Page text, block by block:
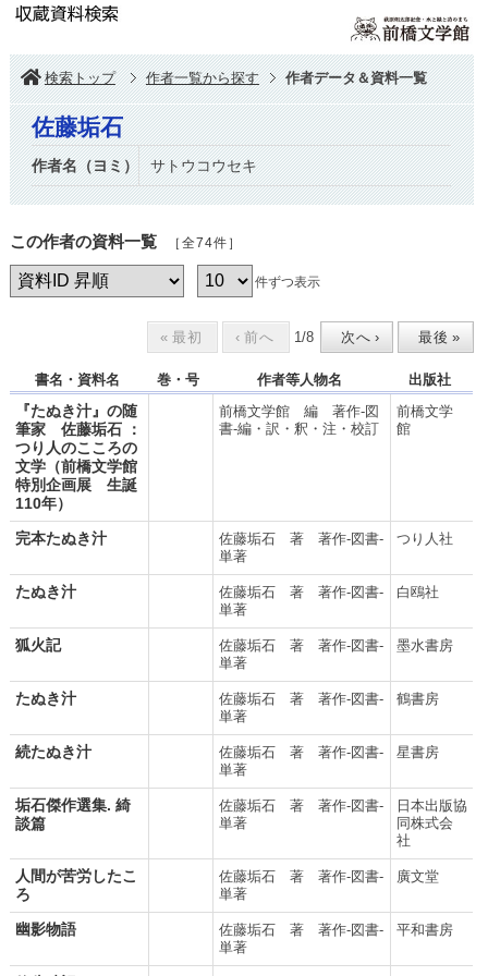
検索トップ 作者一覧から探す 作者データ＆資料一覧
佐藤垢石
作者名（ヨミ） サトウコウセキ
この作者の資料一覧 ［全74件］
件ずつ表示
« 最初 ‹ 前へ 1/8 次へ › 最後 »
書名・資料名 巻・号 作者等人物名 出版社
『たぬき汁』の随
筆家 佐藤垢石 ：
つり人のこころの
文学（前橋文学館
特別企画展 生誕
110年）
前橋文学館 編 著作-図
書-編・訳・釈・注・校訂
前橋文学
館
完本たぬき汁
佐藤垢石 著 著作-図書-
単著
つり人社
たぬき汁
佐藤垢石 著 著作-図書-
単著
白鴎社
狐火記
佐藤垢石 著 著作-図書-
単著
墨水書房
たぬき汁
佐藤垢石 著 著作-図書-
単著
鶴書房
続たぬき汁
佐藤垢石 著 著作-図書-
単著
星書房
垢石傑作選集. 綺
談篇
佐藤垢石 著 著作-図書-
単著
日本出版協
同株式会
社
人間が苦労したこ
ろ
佐藤垢石 著 著作-図書-
単著
廣文堂
幽影物語
佐藤垢石 著 著作-図書-
単著
平和書房